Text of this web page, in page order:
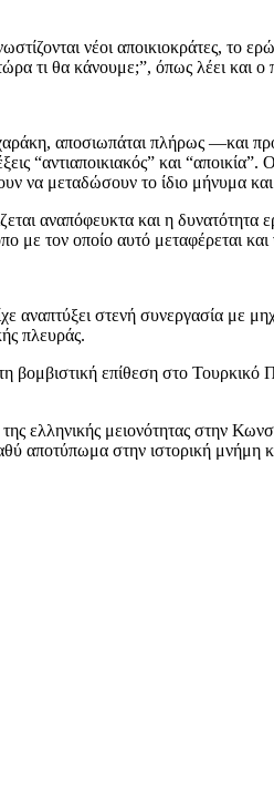
νέοι αποικιοκράτες, το
τι θα κάνουμε;”, όπως λέει και ο
αποσιωπάται πλήρως —και
“αντιαποικιακός” και
να μεταδώσουν το ίδιο μήνυμα
αναπόφευκτα και η
τον οποίο αυτό μεταφέρεται και
αναπτύξει στενή συνεργασία με
πλευράς.
τη βομβιστική επίθεση στο
ελληνικής μειονότητας στην
αποτύπωμα στην ιστορική μνήμη